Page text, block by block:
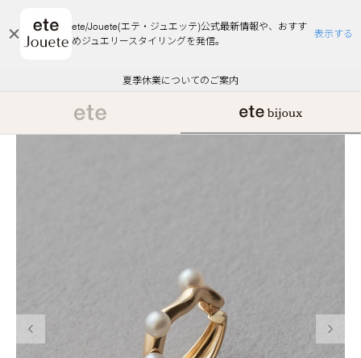
ete/Jouete(エテ・ジュエッテ)公式最新情報や、おすす
めジュエリースタイリングを発信。
表示する
エコラッピング及びエコポイント付与のご案内
ご注文いただいたお品物のお届け状況について
夏季休業についてのご案内
WEB Limited Items >>
採用のご案内
悪質な偽サイトにご注意ください
エコラッピング及びエコポイント付与のご案内
ご注文いただいたお品物のお届け状況について